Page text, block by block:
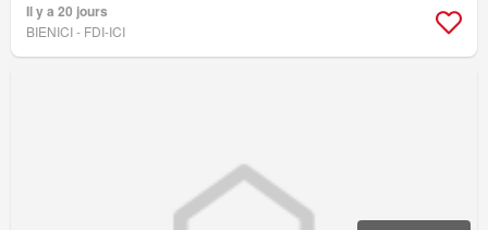
Il y a 20 jours
BIENICI - FDI-ICI